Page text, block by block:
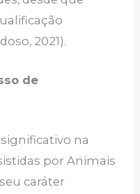
2021).
de
na
por Animais
caráter